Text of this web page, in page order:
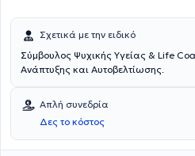
Σχετικά με την ειδικό
Σύμβουλος Ψυχικής Υγείας & Life
Ανάπτυξης και Αυτοβελτίωσης.
Απλή συνεδρία
Δες το κόστος